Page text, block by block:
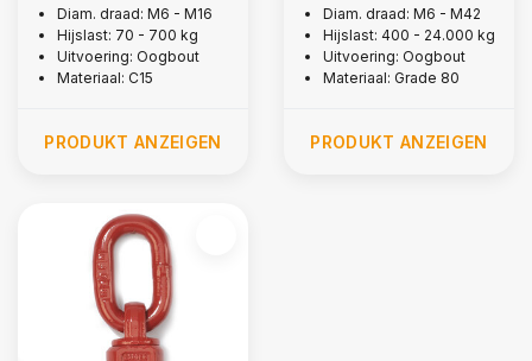
Diam. draad: M6 - M16
Hijslast: 70 - 700 kg
Uitvoering: Oogbout
Materiaal: C15
PRODUKT ANZEIGEN
Diam. draad: M6 - M42
Hijslast: 400 - 24.000 kg
Uitvoering: Oogbout
Materiaal: Grade 80
PRODUKT ANZEIGEN